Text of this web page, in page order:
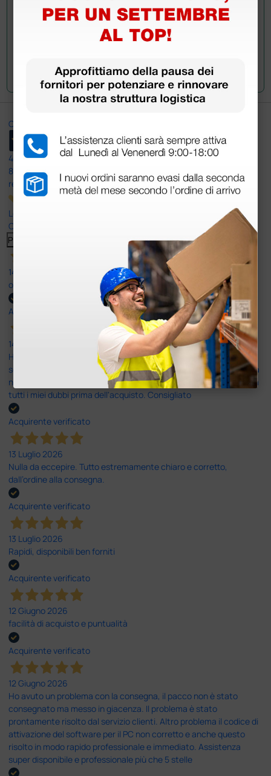
Invia la tua domanda
Ottimo
4,6
/5
8.330
recensioni
Le nostre recensioni a 4 e 5 stelle.
Clicca qui per leggerle tutte >
Precedente
14 Luglio 2026
ottima
Acquirente verificato
14 Luglio 2026
Ho acquistato un ecografo da Doctor Shop e sono rimasto molto
soddisfatto dell'esperienza. Apparecchiatura di qualità, consegna
nei tempi previsti e un servizio clienti disponibile che ha risposto a
tutti i miei dubbi prima dell'acquisto. Consigliato
Acquirente verificato
13 Luglio 2026
Nulla da eccepire. Tutto estremamente chiaro e corretto,
dall’ordine alla consegna.
Acquirente verificato
13 Luglio 2026
Rapidi, disponibili ben forniti
Acquirente verificato
12 Giugno 2026
facilità di acquisto e puntualità
Acquirente verificato
12 Giugno 2026
Ho avuto un problema con la consegna, il pacco non è stato
consegnato ma messo in giacenza. Il problema è stato
prontamente risolto dal servizio clienti. Altro problema il codice di
attivazione del software per il PC non corretto e anche questo
risolto in modo rapido professionale e immediato. Assistenza
super disponibile e professionale più che 5 stelle